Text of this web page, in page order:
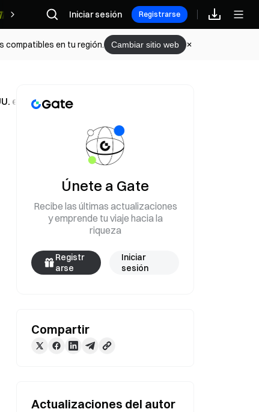
Recompensas
Iniciar sesión Registrarse
compatibles en tu región. Cambiar sitio web
e Irán podrá materializarse en 2026?
Únete a Gate
Recibe las últimas actualizaciones
y emprende tu viaje hacia la
riqueza
Registr
arse
Iniciar
sesión
Compartir
Actualizaciones del autor